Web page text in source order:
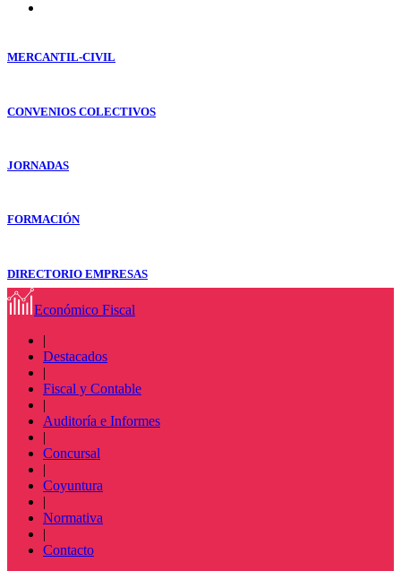
MERCANTIL-CIVIL
CONVENIOS COLECTIVOS
JORNADAS
FORMACIÓN
DIRECTORIO EMPRESAS
Económico Fiscal
|
Destacados
|
Fiscal y Contable
|
Auditoría e Informes
|
Concursal
|
Coyuntura
|
Normativa
|
Contacto